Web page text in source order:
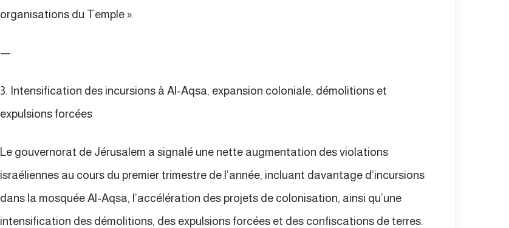
organisations du Temple ».
—
3. Intensification des incursions à Al-Aqsa, expansion coloniale, démolitions et
expulsions forcées
Le gouvernorat de Jérusalem a signalé une nette augmentation des violations
israéliennes au cours du premier trimestre de l’année, incluant davantage d’incursions
dans la mosquée Al-Aqsa, l’accélération des projets de colonisation, ainsi qu’une
intensification des démolitions, des expulsions forcées et des confiscations de terres.